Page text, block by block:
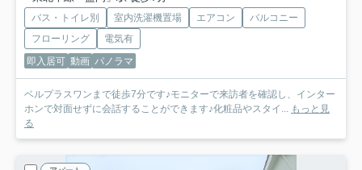
バス・トイレ別 室内洗濯機置場 エアコン
バルコニー
フローリング
電気有
即入居可 動画 パノラマ
ベルプラスワンまで徒歩7分です♪モニターで来訪者を確認し、インター
ホンで対面せずに会話することができます♪化粧品やスタイ...
もっと見
る